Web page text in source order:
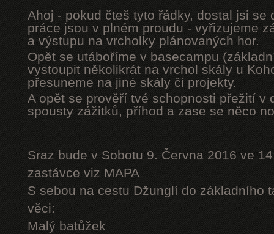
Ahoj - pokud čteš tyto řádky, dostal jsi se
práce jsou v plném proudu - vyřizujeme
a výstupu na vrcholky plánovaných hor.
Opět se utáboříme v basecampu
vystoupit několikrát na vrchol skály u
přesuneme na jiné skály či projekty.
A opět se prověří tvé schopnosti přežití v
spousty zážitků, příhod a zase se něco
Sraz bude v Sobotu 9. Června 2016 ve
zastávce viz MAPA
S sebou na cestu Džunglí do základního
věci:
Malý batůžek